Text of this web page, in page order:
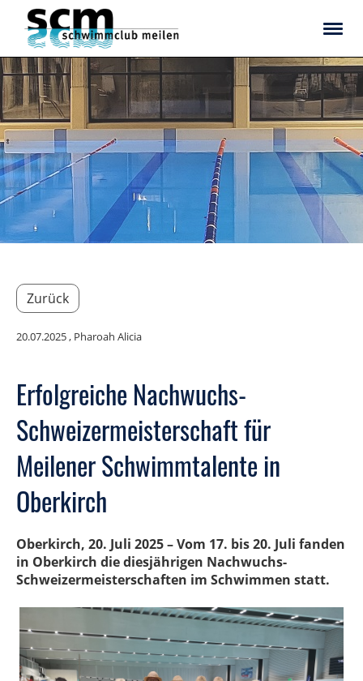
Zurück
20.07.2025, Pharoah Alicia
Erfolgreiche Nachwuchs-
Schweizermeisterschaft für
Meilener Schwimmtalente in
Oberkirch
Oberkirch, 20. Juli 2025 – Vom 17. bis 20. Juli fanden
in Oberkirch die diesjährigen Nachwuchs-
Schweizermeisterschaften im Schwimmen statt.